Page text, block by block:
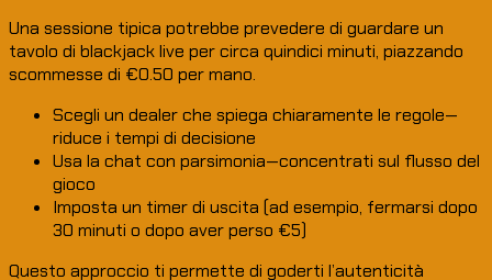
Una sessione tipica potrebbe prevedere di guardare un
tavolo di blackjack live per circa quindici minuti, piazzando
scommesse di €0.50 per mano.
Scegli un dealer che spiega chiaramente le regole—
riduce i tempi di decisione
Usa la chat con parsimonia—concentrati sul flusso del
gioco
Imposta un timer di uscita (ad esempio, fermarsi dopo
30 minuti o dopo aver perso €5)
Questo approccio ti permette di goderti l’autenticità